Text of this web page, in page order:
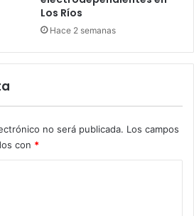
Los Ríos
Hace 2 semanas
no será publicada. Los campos
con *